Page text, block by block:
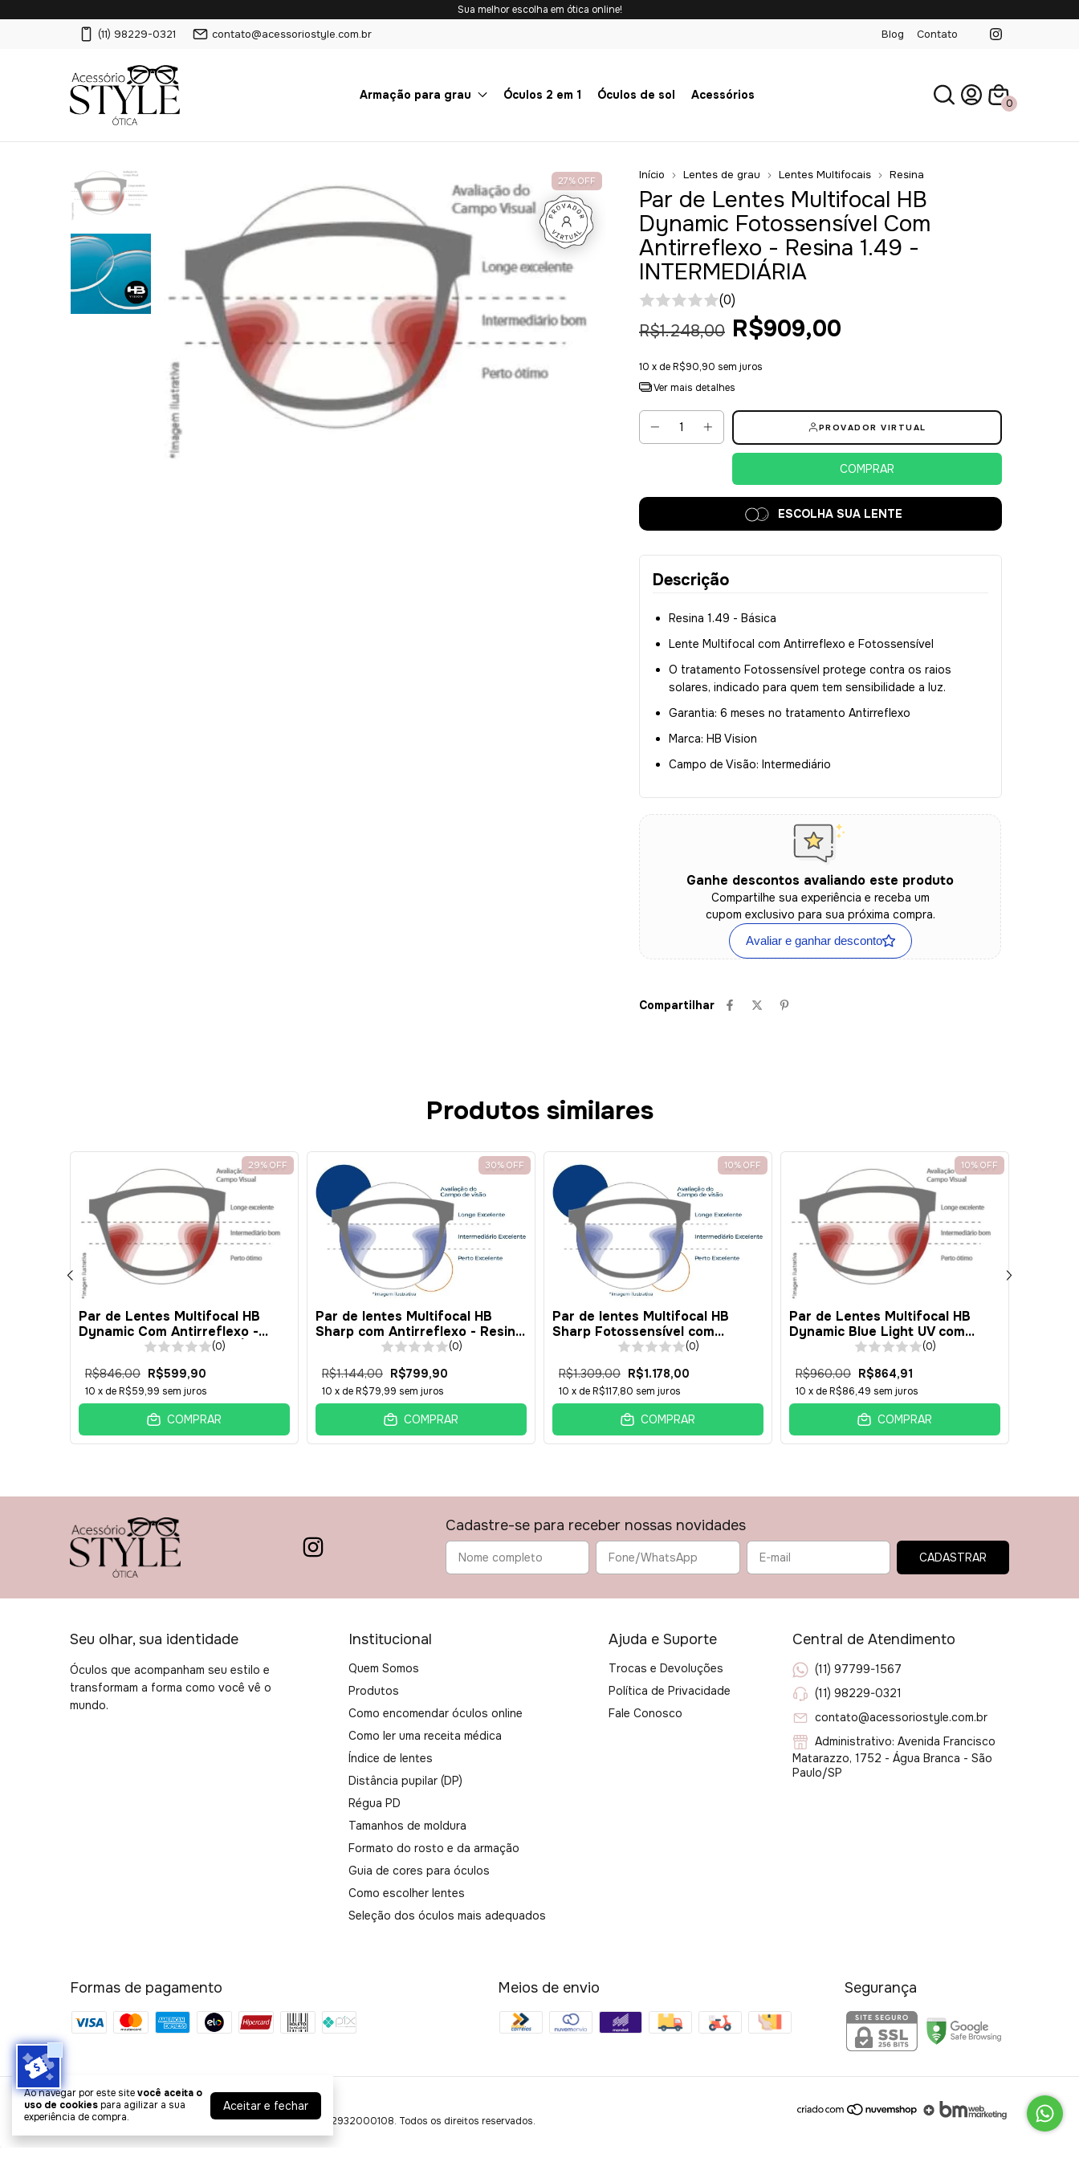
Disponíveis Histórico
Sua melhor escolha em ótica online!
(11) 98229-0321 contato@acessoriostyle.com.br Blog Contato
Armação para grau Óculos 2 em 1 Óculos de sol Acessórios
0
Ao navegar por este sitevocê aceita o
uso de cookiespara agilizar a sua
experiência de compra.
Aceitar e fechar
27% OFF Início Lentes de grau Lentes Multifocais Resina
Par de Lentes Multifocal HB
Dynamic Fotossensível Com
Antirreflexo - Resina 1.49 -
INTERMEDIÁRIA
(0)
R$1.248,00 R$909,00
10 x deR$90,90 sem juros
Ver mais detalhes
PROVADOR VIRTUAL
ESCOLHA SUA LENTE
Descrição
Resina 1.49 - Básica
Lente Multifocal com Antirreflexo e Fotossensível
O tratamento Fotossensível protege contra os raios
solares, indicado para quem tem sensibilidade a luz.
Garantia: 6 meses no tratamento Antirreflexo
Marca: HB Vision
Campo de Visão: Intermediário
Ganhe descontos avaliando este produto
Compartilhe sua experiência e receba um
cupom exclusivo para sua próxima compra.
Avaliar e ganhar desconto
Compartilhar
Produtos similares
29% OFF
Par de Lentes Multifocal HB
Dynamic Com Antirreflexo -
Resina 1.49 - INTERMEDIÁRIA
(0)
R$846,00 R$599,90
10 x deR$59,99 sem juros
COMPRAR
30% OFF
Par de lentes Multifocal HB
Sharp com Antirreflexo - Resina
1.49 - AVANÇADA
(0)
R$1.144,00 R$799,90
10 x deR$79,99 sem juros
COMPRAR
10% OFF
Par de lentes Multifocal HB
Sharp Fotossensível com
Antirreflexo - Resina 1.49 -
(0)
R$1.309,00 R$1.178,00
10 x deR$117,80 sem juros
COMPRAR
10% OFF
Par de Lentes Multifocal HB
Dynamic Blue Light UV com
Antirreflexo - Resina 1.50 -
(0)
R$960,00 R$864,91
10 x deR$86,49 sem juros
COMPRAR
Cadastre-se para receber nossas novidades
Seu olhar, sua identidade
Óculos que acompanham seu estilo e
transformam a forma como você vê o
mundo.
Institucional
Quem Somos
Produtos
Como encomendar óculos online
Como ler uma receita médica
Índice de lentes
Distância pupilar (DP)
Régua PD
Tamanhos de moldura
Formato do rosto e da armação
Guia de cores para óculos
Como escolher lentes
Seleção dos óculos mais adequados
Ajuda e Suporte
Trocas e Devoluções
Política de Privacidade
Fale Conosco
Central de Atendimento
(11) 97799-1567
(11) 98229-0321
contato@acessoriostyle.com.br
Administrativo: Avenida Francisco
Matarazzo, 1752 - Água Branca - São
Paulo/SP
Formas de pagamento Meios de envio Segurança
Ótica Style
©2026. STYLE COMÉRCIO DE ARTIGOS ÓPTICOS - 32172932000108. Todos os direitos reservados.